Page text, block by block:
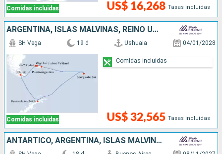
Comidas incluidas US$ 16,268 Tasas incluidas
ARGENTINA, ISLAS MALVINAS, REINO UNIDO, ANTÁRTICO
Comidas incluidas
SH Vega 19 d Ushuaia 04/01/2028
US$ 32,565 Tasas incluidas
Comidas incluidas
ANTÁRTICO, ARGENTINA, ISLAS MALVINAS, REINO UNIDO